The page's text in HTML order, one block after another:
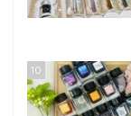
10